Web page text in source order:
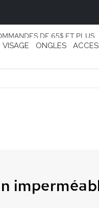
DE 65$ ET PLUS
VISAGE ONGLES